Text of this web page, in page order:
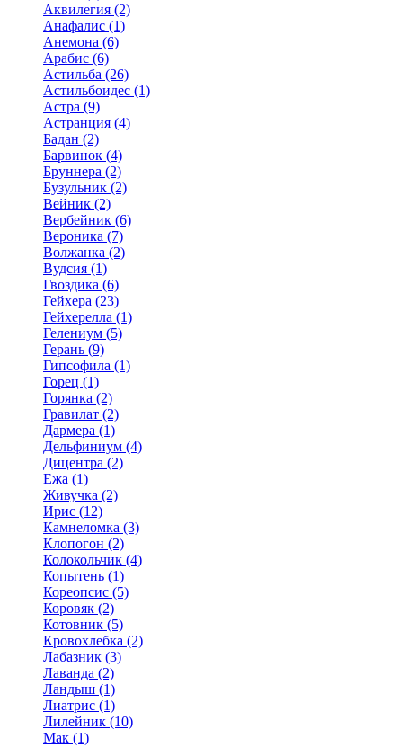
Аквилегия (2)
Анафалис (1)
Анемона (6)
Арабис (6)
Астильба (26)
Астильбоидес (1)
Астра (9)
Астранция (4)
Бадан (2)
Барвинок (4)
Бруннера (2)
Бузульник (2)
Вейник (2)
Вербейник (6)
Вероника (7)
Волжанка (2)
Вудсия (1)
Гвоздика (6)
Гейхера (23)
Гейхерелла (1)
Гелениум (5)
Герань (9)
Гипсофила (1)
Горец (1)
Горянка (2)
Гравилат (2)
Дармера (1)
Дельфиниум (4)
Дицентра (2)
Ежа (1)
Живучка (2)
Ирис (12)
Камнеломка (3)
Клопогон (2)
Колокольчик (4)
Копытень (1)
Кореопсис (5)
Коровяк (2)
Котовник (5)
Кровохлебка (2)
Лабазник (3)
Лаванда (2)
Ландыш (1)
Лиатрис (1)
Лилейник (10)
Мак (1)